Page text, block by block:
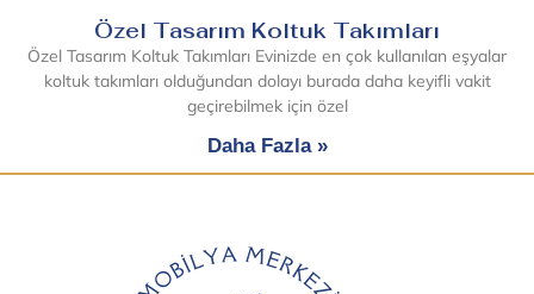
Özel Tasarım Koltuk Takımları
Özel Tasarım Koltuk Takımları Evinizde en çok kullanılan eşyalar
koltuk takımları olduğundan dolayı burada daha keyifli vakit
geçirebilmek için özel
Daha Fazla »